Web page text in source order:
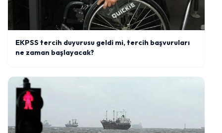
EKPSS tercih duyurusu geldi mi, tercih başvuruları
ne zaman başlayacak?